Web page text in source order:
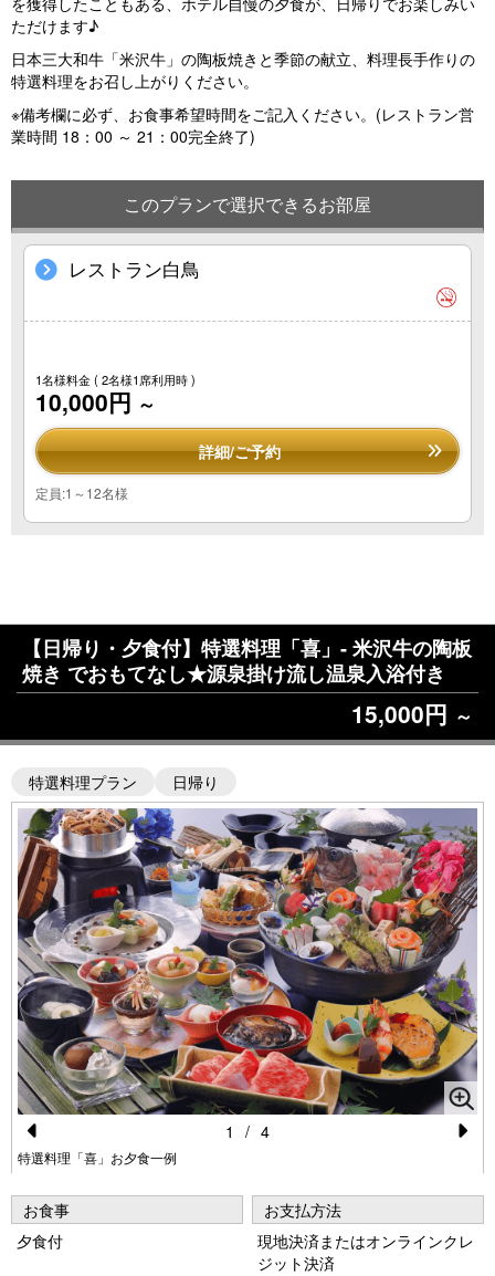
ただけます♪
日本三大和牛「米沢牛」の陶板焼きと季節の献立、料理長手作りの
特選料理をお召し上がりください。
※備考欄に必ず、お食事希望時間をご記入ください。(レストラン営
業時間 18：00 ～ 21：00完全終了)
このプランで選択できるお部屋
レストラン白鳥
1名様料金( 2名様1席利用時 )
10,000円 ～
詳細/ご予約
定員:1～12名様
【日帰り・夕食付】特選料理「喜」- 米沢牛の陶板
焼き でおもてなし★源泉掛け流し温泉入浴付き
15,000円 ～
特選料理プラン 日帰り
Pr
e
vi
o
特選料理「喜」お夕食一例
e
xt
1 / 4
お食事
夕食付
お支払方法
現地決済またはオンラインクレ
ジット決済